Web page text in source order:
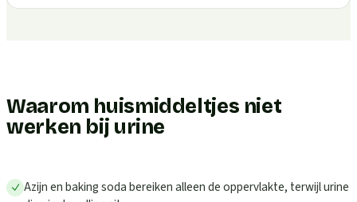
Waarom huismiddeltjes niet
werken bij urine
Azijn en baking soda bereiken alleen de oppervlakte, terwijl urine